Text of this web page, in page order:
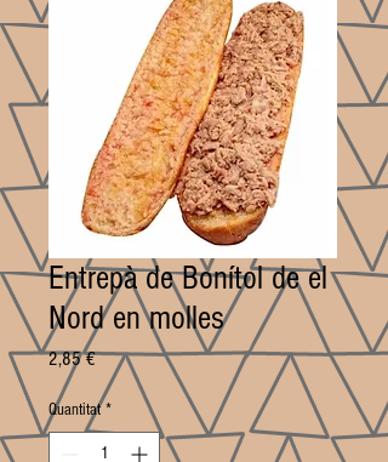
Entrepà de Bonítol de el
Nord en molles
2,85 €Price
Quantitat *